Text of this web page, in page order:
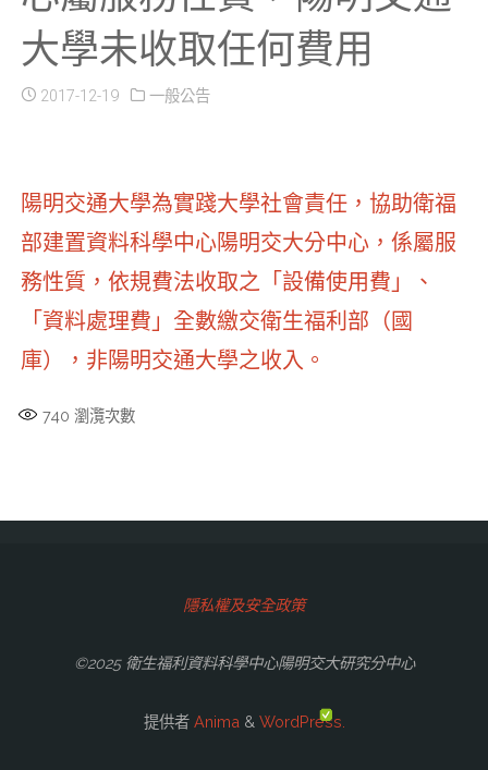
大學未收取任何費用
2017-12-19 一般公告
陽明交通大學為實踐大學社會責任，協助衛福
部建置資料科學中心陽明交大分中心，係屬服
務性質，依規費法收取之「設備使用費」、
「資料處理費」全數繳交衛生福利部（國
庫），非陽明交通大學之收入。
740 瀏灠次數
隱私權及安全政策
©2025 衛生福利資料科學中心陽明交大研究分中心
提供者Anima & WordPress.